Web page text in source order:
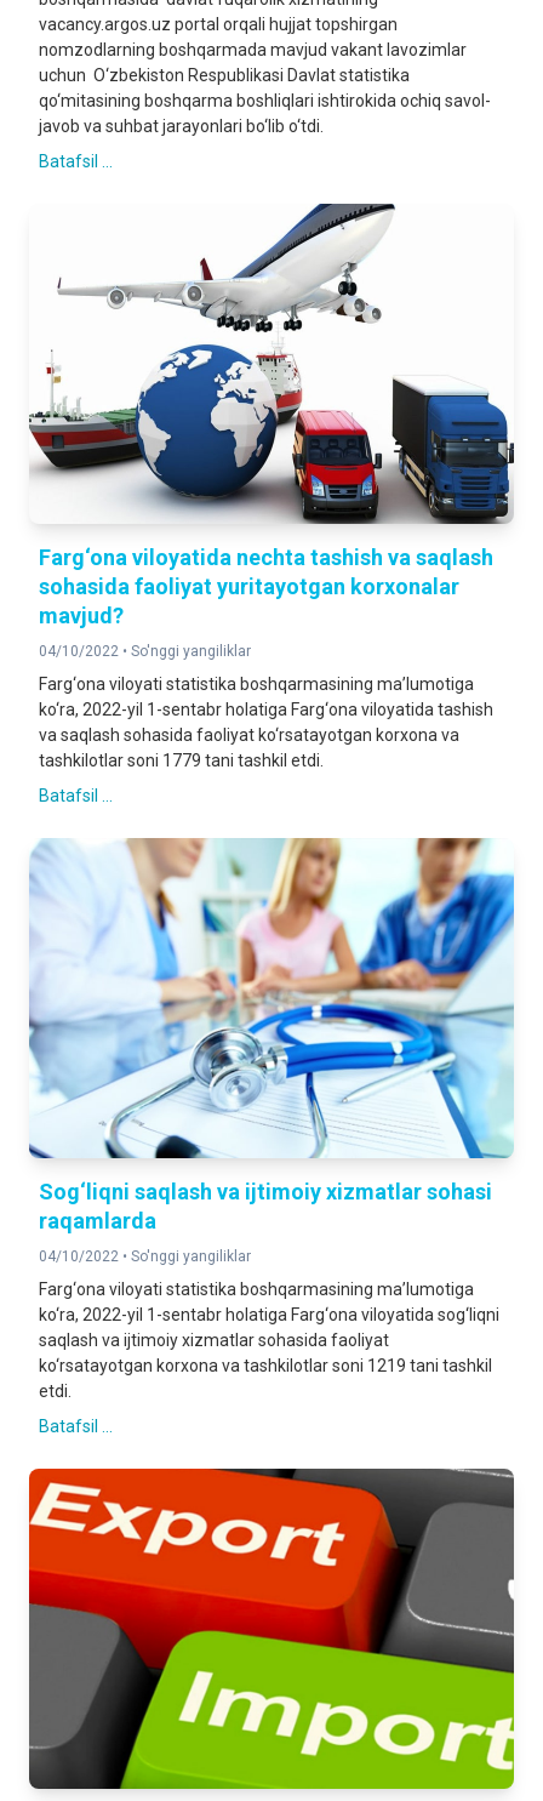
vacancy.argos.uz portal orqali hujjat topshirgan
nomzodlarning boshqarmada mavjud vakant lavozimlar
uchun O‘zbekiston Respublikasi Davlat statistika
qo‘mitasining boshqarma boshliqlari ishtirokida ochiq savol-
javob va suhbat jarayonlari bo‘lib o‘tdi.
Batafsil ...
Farg‘ona viloyatida nechta tashish va saqlash
sohasida faoliyat yuritayotgan korxonalar
mavjud?
04/10/2022 • So'nggi yangiliklar
Farg‘ona viloyati statistika boshqarmasining ma’lumotiga
ko‘ra, 2022-yil 1-sentabr holatiga Farg‘ona viloyatida tashish
va saqlash sohasida faoliyat ko‘rsatayotgan korxona va
tashkilotlar soni 1779 tani tashkil etdi.
Batafsil ...
Sog‘liqni saqlash va ijtimoiy xizmatlar sohasi
raqamlarda
04/10/2022 • So'nggi yangiliklar
Farg‘ona viloyati statistika boshqarmasining ma’lumotiga
ko‘ra, 2022-yil 1-sentabr holatiga Farg‘ona viloyatida sog‘liqni
saqlash va ijtimoiy xizmatlar sohasida faoliyat
ko‘rsatayotgan korxona va tashkilotlar soni 1219 tani tashkil
etdi.
Batafsil ...